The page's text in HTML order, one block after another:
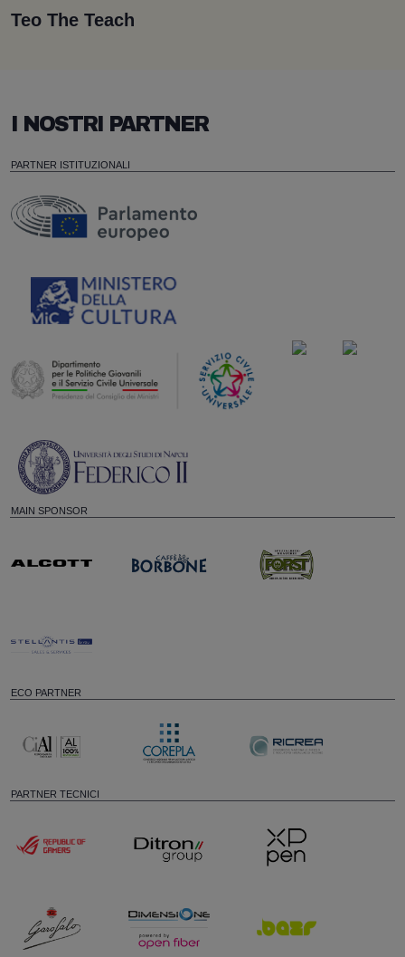
Teo The Teach
I NOSTRI PARTNER
PARTNER ISTITUZIONALI
MAIN SPONSOR
ECO PARTNER
PARTNER TECNICI